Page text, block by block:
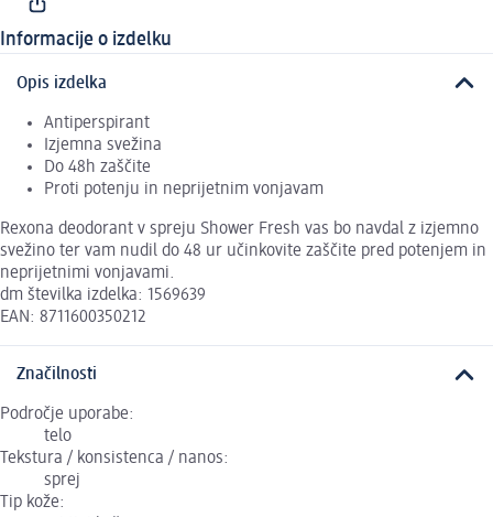
Informacije o izdelku
Opis izdelka
Antiperspirant
Izjemna svežina
Do 48h zaščite
Proti potenju in neprijetnim vonjavam
Rexona deodorant v spreju Shower Fresh vas bo navdal z izjemno
svežino ter vam nudil do 48 ur učinkovite zaščite pred potenjem in
neprijetnimi vonjavami.
dm številka izdelka: 1569639
EAN: 8711600350212
Značilnosti
Področje uporabe:
telo
Tekstura / konsistenca / nanos:
sprej
Tip kože: